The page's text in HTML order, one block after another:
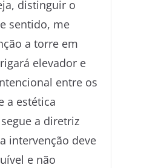
distinguir o
sentido, me
a torre em
elevador e
entre os
a estética
a diretriz
intervenção deve
e não